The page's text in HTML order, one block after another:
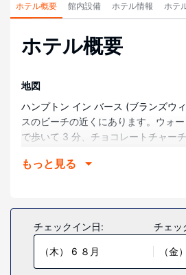
ホテル概要 館内設備 ホテル情報 ホテ
ホテル概要
地図
ハンプトン イン バース (ブランズウ
スのビーチの近くにあります。ウォ
で歩いて 3 分、チョコレートチャー
ージアムまで 2.8 km、ダブリング ポ
全部で 94 ある冷房完備の客室には冷
が備わっており、ゆっくりおくつろ
有線インターネット アクセスを無料
か、37 インチの薄型テレビでプレミ
もっと見る
チェックイン日:
（木） 6 ８月
チェッ
（金